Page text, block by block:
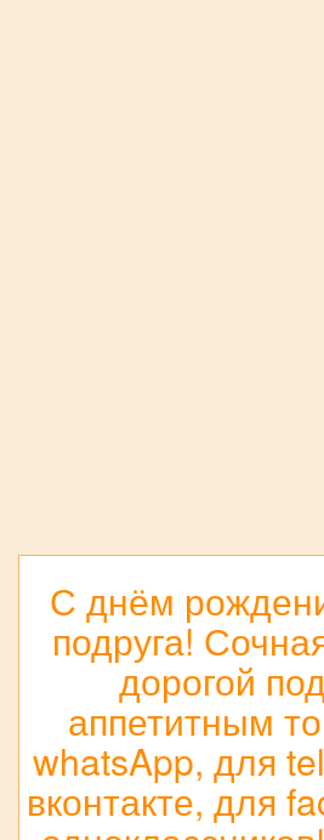
С днём
подруга!
дорогой
аппетитным
whatsApp, для
вконтакте, для